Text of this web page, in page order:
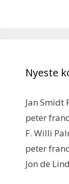
Nyeste
Jan Smidt
peter
F. Willi
peter
Jon de